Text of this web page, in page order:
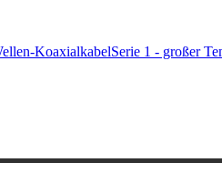
KoaxialkabelSerie 1 - großer